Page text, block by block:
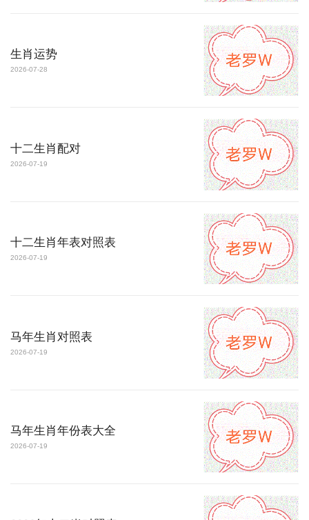
生肖运势
2026-07-28
十二生肖配对
2026-07-19
十二生肖年表对照表
2026-07-19
马年生肖对照表
2026-07-19
马年生肖年份表大全
2026-07-19